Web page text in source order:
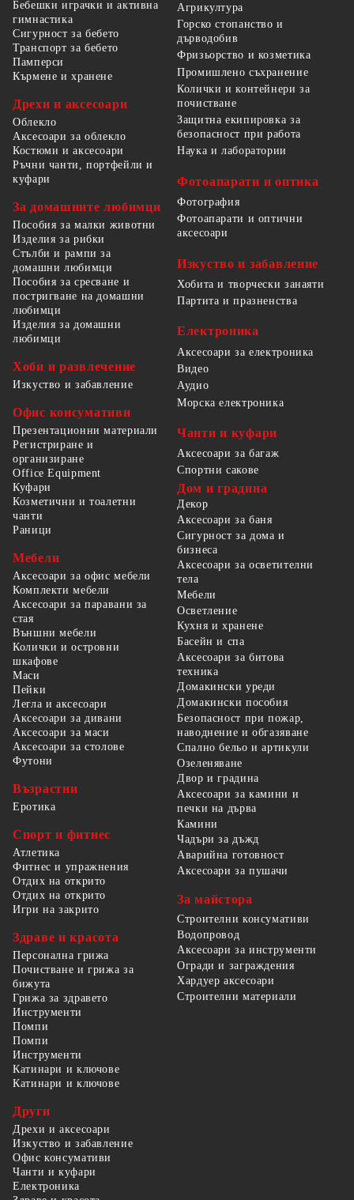
Бебешки играчки и активна
гимнастика
Сигурност за бебето
Транспорт за бебето
Памперси
Кърмене и хранене
Дрехи и аксесоари
Облекло
Аксесоари за облекло
Костюми и аксесоари
Ръчни чанти, портфейли и
куфари
За домашните любимци
Пособия за малки животни
Изделия за рибки
Стълби и рампи за
домашни любимци
Пособия за сресване и
постригване на домашни
любимци
Изделия за домашни
любимци
Хоби и развлечение
Изкуство и забавление
Офис консумативи
Презентационни материали
Регистриране и
организиране
Office Equipment
Агрикултура
Горско стопанство и
дърводобив
Фризьорство и козметика
Промишлено съхранение
Колички и контейнери за
почистване
Защитна екипировка за
безопасност при работа
Наука и лаборатории
Фотоапарати и оптика
Фотография
Фотоапарати и оптични
аксесоари
Изкуство и забавление
Хобита и творчески занаяти
Партита и празненства
Електроника
Аксесоари за електроника
Видео
Аудио
Морска електроника
Чанти и куфари
Аксесоари за багаж
Спортни сакове
Куфари
Козметични и тоалетни
чанти
Раници
Мебели
Аксесоари за офис мебели
Комплекти мебели
Аксесоари за паравани за
стая
Външни мебели
Колички и островни
шкафове
Маси
Пейки
Легла и аксесоари
Аксесоари за дивани
Аксесоари за маси
Аксесоари за столове
Футони
Възрастни
Еротика
Спорт и фитнес
Атлетика
Фитнес и упражнения
Отдих на открито
Отдих на открито
Игри на закрито
Здраве и красота
Персонална грижа
Почистване и грижа за
бижута
Грижа за здравето
Дом и градина
Декор
Аксесоари за баня
Сигурност за дома и
бизнеса
Аксесоари за осветителни
тела
Мебели
Осветление
Кухня и хранене
Басейн и спа
Аксесоари за битова
техника
Домакински уреди
Домакински пособия
Безопасност при пожар,
наводнение и обгазяване
Спално бельо и артикули
Озеленяване
Двор и градина
Аксесоари за камини и
печки на дърва
Камини
Чадъри за дъжд
Аварийна готовност
Аксесоари за пушачи
За майстора
Строителни консумативи
Водопровод
Аксесоари за инструменти
Огради и заграждения
Хардуер аксесоари
Строителни материали
Инструменти
Помпи
Помпи
Инструменти
Катинари и ключове
Катинари и ключове
Други
Дрехи и аксесоари
Изкуство и забавление
Офис консумативи
Чанти и куфари
Електроника